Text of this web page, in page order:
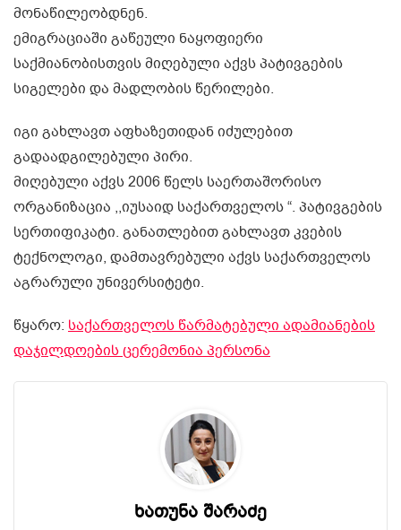
მონაწილეობდნენ.
ემიგრაციაში გაწეული ნაყოფიერი
საქმიანობისთვის მიღებული აქვს პატივგების
სიგელები და მადლობის წერილები.
იგი გახლავთ აფხაზეთიდან იძულებით
გადაადგილებული პირი.
მიღებული აქვს 2006 წელს საერთაშორისო
ორგანიზაცია ,,იუსაიდ საქართველოს “. პატივგების
სერთიფიკატი. განათლებით გახლავთ კვების
ტექნოლოგი, დამთავრებული აქვს საქართველოს
აგრარული უნივერსიტეტი.
წყარო: საქართველოს წარმატებული ადამიანების
დაჯილდოების ცერემონია პერსონა
ხათუნა შარაძე